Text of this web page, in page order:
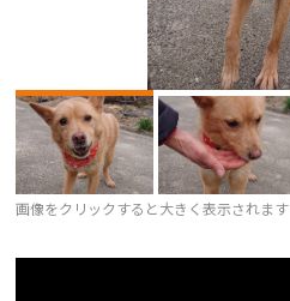
画像をクリックすると大きく表示されます